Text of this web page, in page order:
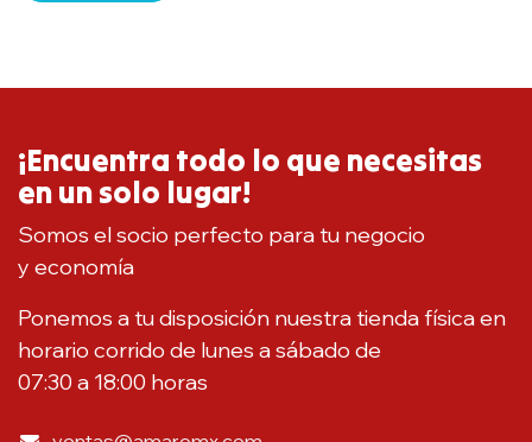
¡Encuentra todo lo que necesitas
en un solo lugar!
Somos el socio perfecto para tu negocio
y economía
Ponemos a tu disposición nuestra tienda física en
horario corrido de lunes a sábado de
07:30 a 18:00 horas